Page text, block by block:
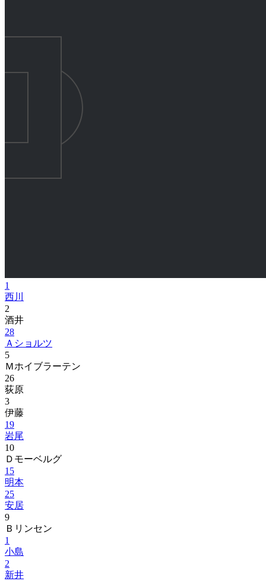
1
西川
2
酒井
28
Ａショルツ
5
Ｍホイブラーテン
26
荻原
3
伊藤
19
岩尾
10
Ｄモーベルグ
15
明本
25
安居
9
Ｂリンセン
1
小島
2
新井